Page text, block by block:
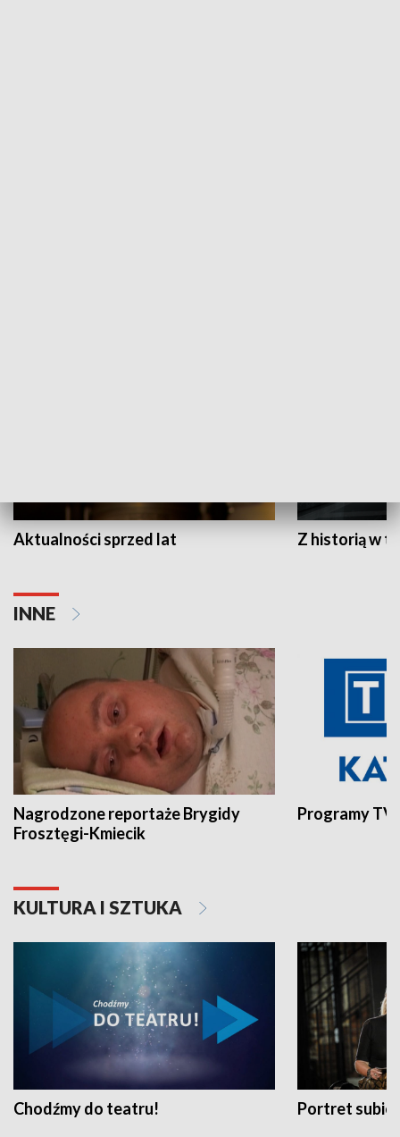
Aktualności sprzed lat Z historią w
INNE
Nagrodzone reportaże Brygidy
Frosztęgi-Kmiecik
Programy
KULTURA I SZTUKA
Chodźmy do teatru! Portret